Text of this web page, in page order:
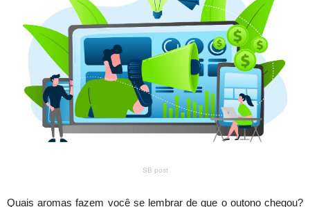
SB post
Quais aromas fazem você se lembrar de que o outono chegou?